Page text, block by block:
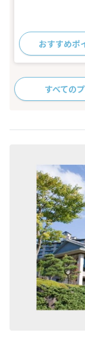
おすすめポ
すべての